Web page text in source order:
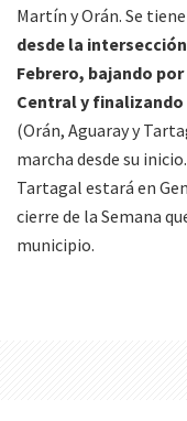
Martín y Orán. Se
desde la
Febrero, bajando
Central y finalizando
(Orán, Aguaray y
marcha desde su
Tartagal estará en
cierre de la Semana
municipio.